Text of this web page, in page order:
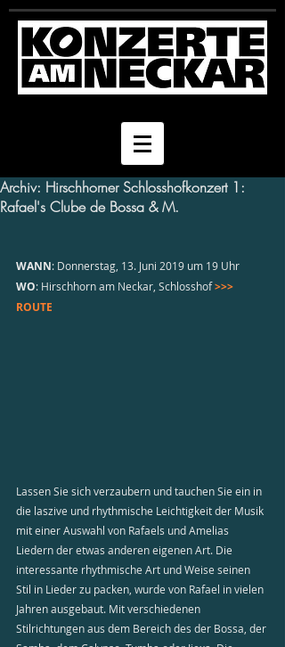
Archiv: Hirschhorner Schlosshofkonzert 1:
Rafael's Clube de Bossa & M.
WANN: Donnerstag, 13. Juni 2019 um 19 Uhr
WO: Hirschhorn am Neckar, Schlosshof >>>
ROUTE
Lassen Sie sich verzaubern und tauchen Sie ein in
die laszive und rhythmische Leichtigkeit der Musik
mit einer Auswahl von Rafaels und Amelias
Liedern der etwas anderen eigenen Art. Die
interessante rhythmische Art und Weise seinen
Stil in Lieder zu packen, wurde von Rafael in vielen
Jahren ausgebaut. Mit verschiedenen
Stilrichtungen aus dem Bereich des der Bossa, der